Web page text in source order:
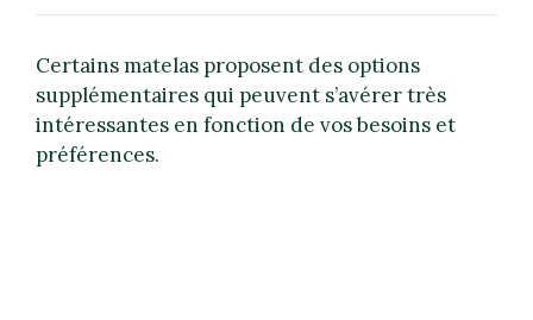
Certains matelas proposent des options
supplémentaires qui peuvent s’avérer très
intéressantes en fonction de vos besoins et
préférences.